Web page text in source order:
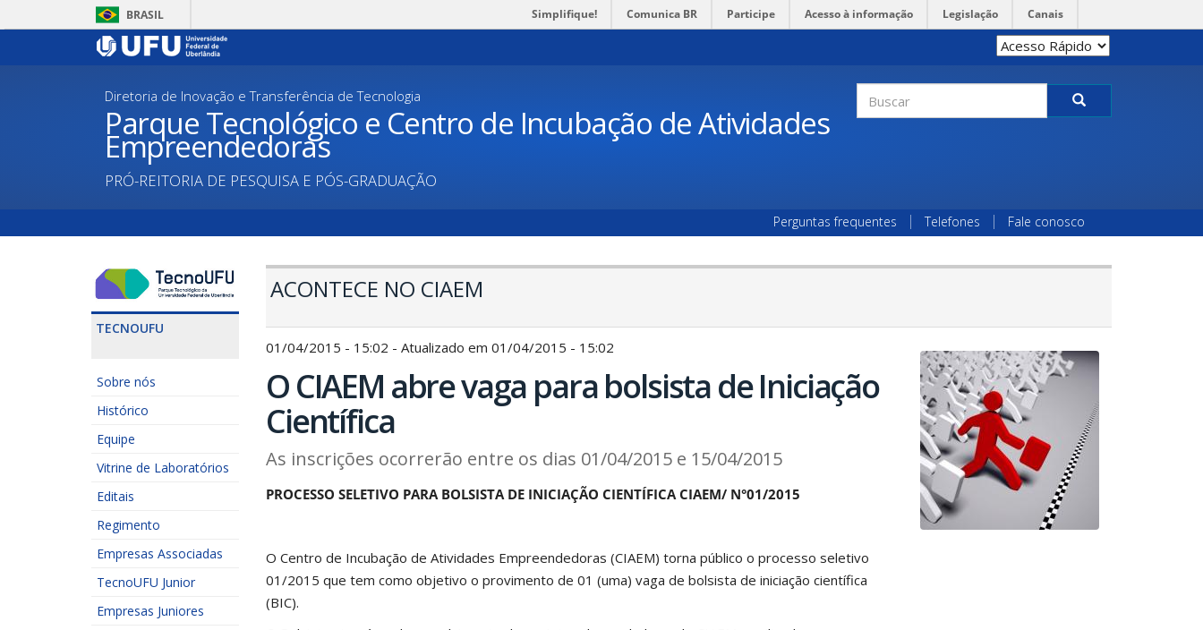
para
BRASIL Simplifique! Comunica BR Participe Acesso à informação Legislação Canais
Diretoria de Inovação e Transferência de Tecnologia
Parque Tecnológico e Centro de Incubação de Atividades
Empreendedoras
PRÓ-REITORIA DE PESQUISA E PÓS-GRADUAÇÃO
Formulário
de
Perguntas frequentes Telefones Fale conosco
TECNOUFU
Sobre nós
Histórico
Equipe
Vitrine de Laboratórios
Editais
Regimento
Empresas Associadas
TecnoUFU Junior
Empresas Juniores
ACONTECE NO CIAEM
01/04/2015 - 15:02 - Atualizado em 01/04/2015 - 15:02
O CIAEM abre vaga para bolsista de Iniciação
Científica
As inscrições ocorrerão entre os dias 01/04/2015 e 15/04/2015
PROCESSO SELETIVO PARA BOLSISTA DE INICIAÇÃO CIENTÍFICA CIAEM/ N°01/2015
O Centro de Incubação de Atividades Empreendedoras (CIAEM) torna público o processo seletivo
01/2015 que tem como objetivo o provimento de 01 (uma) vaga de bolsista de iniciação científica
(BIC).